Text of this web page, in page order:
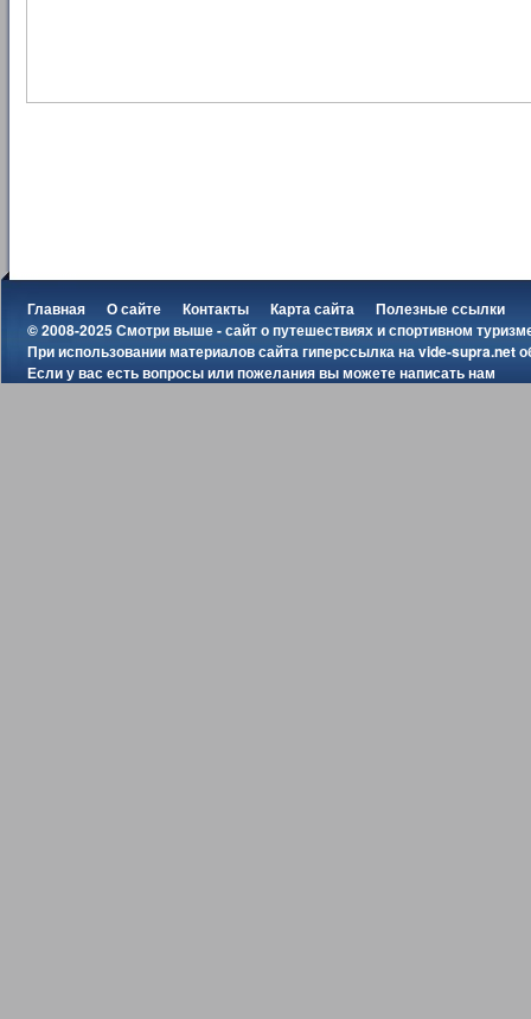
Главная О сайте Контакты Карта сайта
Полезные ссылки
© 2008-2025 Смотри выше - сайт о путешествиях и спортивном
При использовании материалов сайта гиперссылка наvide-supra.net
Если у вас есть вопросы или пожелания вы можетенаписать нам